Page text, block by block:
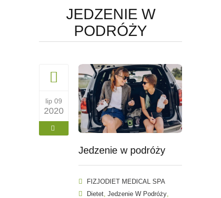
JEDZENIE W
PODRÓŻY
lip 09
2020
Jedzenie w podróży
FIZJODIET MEDICAL SPA
Dietet Jedzenie W Podróży